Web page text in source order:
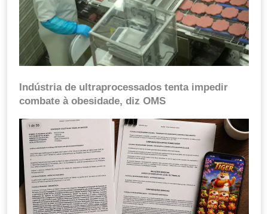
Indústria de ultraprocessados tenta impedir
combate à obesidade, diz OMS